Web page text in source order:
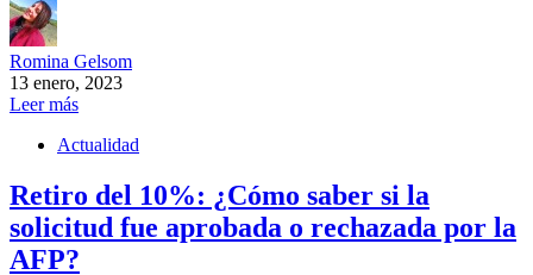
Romina Gelsom
13 enero, 2023
Leer más
Actualidad
Retiro del 10%: ¿Cómo saber si la
solicitud fue aprobada o rechazada por la
AFP?